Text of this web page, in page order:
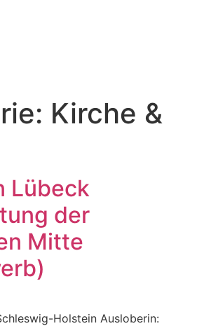
Kirche &
Lübeck
der
Mitte
Holstein Ausloberin: